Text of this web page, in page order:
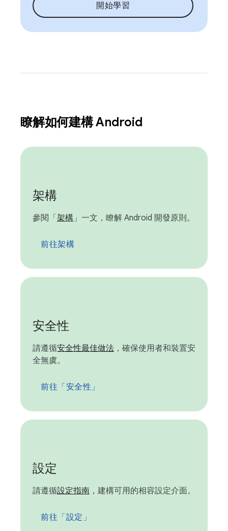
開始學習
瞭解如何建構 Android
架構
參閱「 架構 」一文，瞭解 Android 開發原則。
前往架構
安全性
請遵循安全性最佳做法 ，確保使用者和裝置安
全無虞。
前往「安全性」
設定
請遵循設定指南 ，建構可用的相容設定介面。
前往「設定」